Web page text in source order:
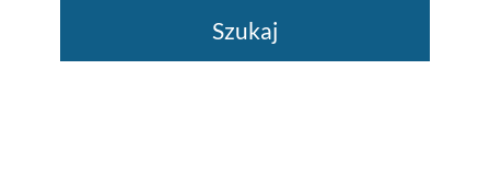
Szukaj